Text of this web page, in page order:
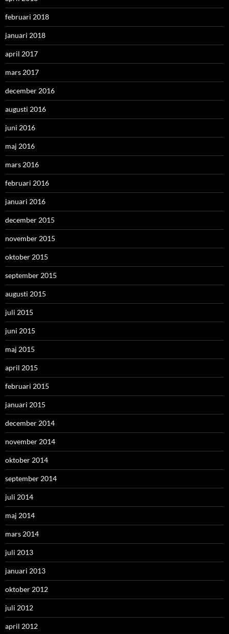
februari 2018
januari 2018
april 2017
mars 2017
december 2016
augusti 2016
juni 2016
maj 2016
mars 2016
februari 2016
januari 2016
december 2015
november 2015
oktober 2015
september 2015
augusti 2015
juli 2015
juni 2015
maj 2015
april 2015
februari 2015
januari 2015
december 2014
november 2014
oktober 2014
september 2014
juli 2014
maj 2014
mars 2014
juli 2013
januari 2013
oktober 2012
juli 2012
april 2012